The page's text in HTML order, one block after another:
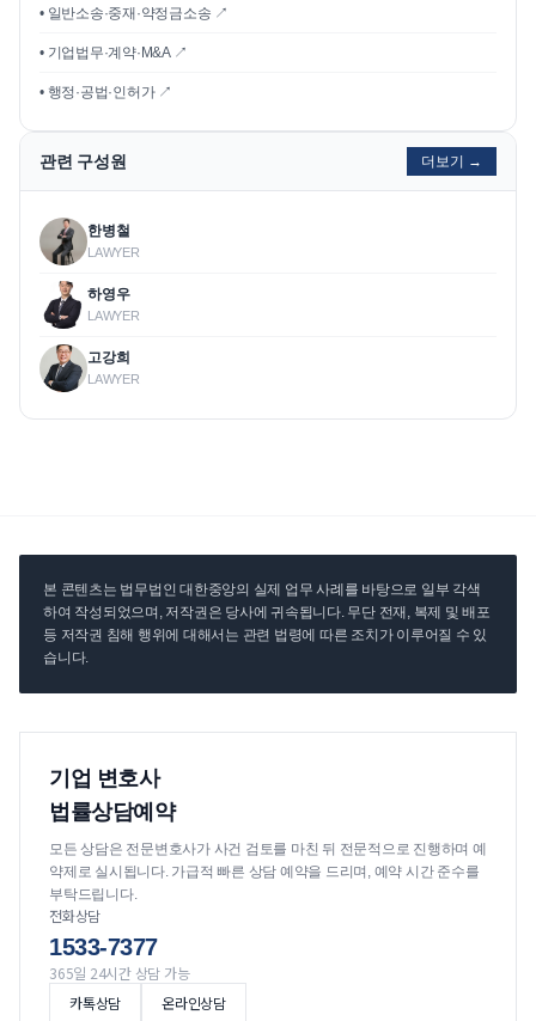
• 일반소송·중재·약정금소송 ↗
• 기업법무·계약·M&A ↗
• 행정·공법·인허가 ↗
관련 구성원 더보기 →
한병철
LAWYER
하영우
LAWYER
고강희
LAWYER
본 콘텐츠는 법무법인 대한중앙의 실제 업무 사례를 바탕으로 일부 각색
하여 작성되었으며, 저작권은 당사에 귀속됩니다. 무단 전재, 복제 및 배포
등 저작권 침해 행위에 대해서는 관련 법령에 따른 조치가 이루어질 수 있
습니다.
기업 변호사
법률상담예약
모든 상담은 전문변호사가 사건 검토를 마친 뒤 전문적으로 진행하며 예
약제로 실시됩니다. 가급적 빠른 상담 예약을 드리며, 예약 시간 준수를
부탁드립니다.
전화상담
1533-7377
365일 24시간 상담 가능
카톡상담
온라인상담